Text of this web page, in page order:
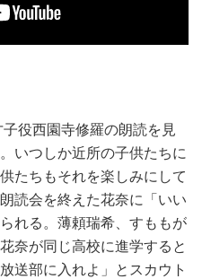
役西園寺修羅の朗読を見
いつしか近所の子供たちに
たちもそれを楽しみにして
読会を終えた花奈に「いい
れる。薄頼瑞希、すももが
奈が同じ高校に進学すると
送部に入れよ」とスカウト